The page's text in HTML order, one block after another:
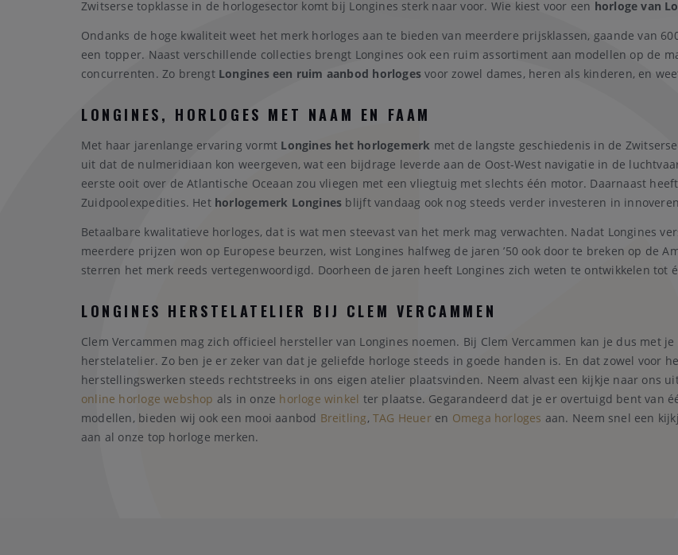
Zwitserse topklasse in de horlogesector komt bij Longines sterk naar voor. Wie kiest voor een horloge van
Ondanks de hoge kwaliteit weet het merk horloges aan te bieden van meerdere prijsklassen, gaande van
een topper. Naast verschillende collecties brengt Longines ook een ruim assortiment aan modellen op de
concurrenten. Zo brengt Longines een ruim aanbod horlogesvoor zowel dames, heren als kinderen, en
LONGINES, HORLOGES MET NAAM EN FAAM
Met haar jarenlange ervaring vormt Longines het horlogemerk met de langste geschiedenis in de
uit dat de nulmeridiaan kon weergeven, wat een bijdrage leverde aan de Oost-West navigatie in de
eerste ooit over de Atlantische Oceaan zou vliegen met een vliegtuig met slechts één motor. Daarnaast
Zuidpoolexpedities. Het horlogemerk Longines blijft vandaag ook nog steeds verder investeren in
Betaalbare kwalitatieve horloges, dat is wat men steevast van het merk mag verwachten. Nadat Longines
meerdere prijzen won op Europese beurzen, wist Longines halfweg de jaren ’50 ook door te breken op de
sterren het merk reeds vertegenwoordigd. Doorheen de jaren heeft Longines zich weten te ontwikkelen tot
LONGINES HERSTELATELIER BIJ CLEM VERCAMMEN
Clem Vercammen mag zich officieel hersteller van Longines noemen. Bij Clem Vercammen kan je dus met je
herstelatelier. Zo ben je er zeker van dat je geliefde horloge steeds in goede handen is. En dat zowel voor
herstellingswerken steeds rechtstreeks in ons eigen atelier plaatsvinden. Neem alvast een kijkje naar ons
online horloge webshop als in onze horloge winkel ter plaatse. Gegarandeerd dat je er overtuigd bent van
modellen, bieden wij ook een mooi aanbod Breitling, TAG Heueren Omega horloges aan. Neem snel een
aan al onze top horloge merken.